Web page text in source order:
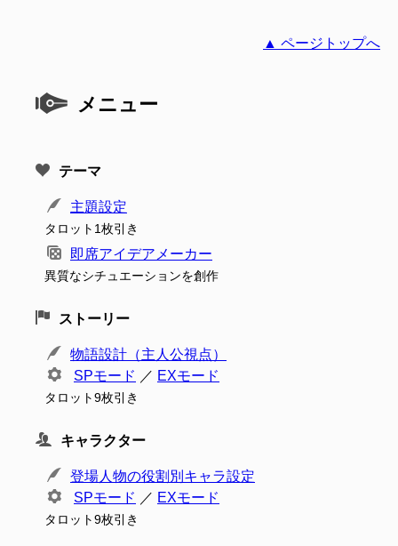
▲ ページトップへ
メニュー
テーマ
主題設定
タロット1枚引き
即席アイデアメーカー
異質なシチュエーションを創作
ストーリー
物語設計（主人公視点）
SPモード ／ EXモード
タロット9枚引き
キャラクター
登場人物の役割別キャラ設定
SPモード ／ EXモード
タロット9枚引き